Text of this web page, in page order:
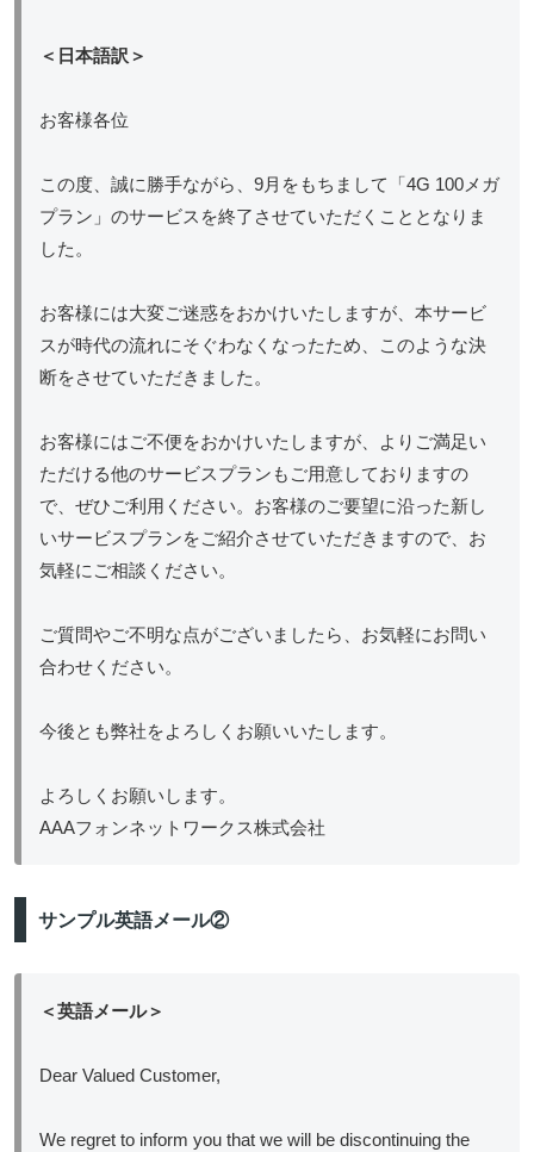
＜日本語訳＞
お客様各位
この度、誠に勝手ながら、9月をもちまして「4G 100メガ
プラン」のサービスを終了させていただくこととなりま
した。
お客様には大変ご迷惑をおかけいたしますが、本サービ
スが時代の流れにそぐわなくなったため、このような決
断をさせていただきました。
お客様にはご不便をおかけいたしますが、よりご満足い
ただける他のサービスプランもご用意しておりますの
で、ぜひご利用ください。お客様のご要望に沿った新し
いサービスプランをご紹介させていただきますので、お
気軽にご相談ください。
ご質問やご不明な点がございましたら、お気軽にお問い
合わせください。
今後とも弊社をよろしくお願いいたします。
よろしくお願いします。
AAAフォンネットワークス株式会社
サンプル英語メール②
＜英語メール＞
Dear Valued Customer,
We regret to inform you that we will be discontinuing the